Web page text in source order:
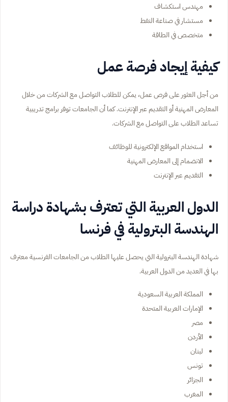
مهندس استكشاف
مستشار في صناعة النفط
متخصص في الطاقة
كيفية إيجاد فرصة عمل
من أجل العثور على فرص عمل، يمكن للطلاب التواصل مع الشركات من خلال
المعارض المهنية أو التقديم عبر الإنترنت. كما أن الجامعات توفر برامج تدريبية
تساعد الطلاب على التواصل مع الشركات.
استخدام المواقع الإلكترونية للوظائف
الانضمام إلى المعارض المهنية
التقديم عبر الإنترنت
الدول العربية التي تعترف بشهادة دراسة
الهندسة البترولية في فرنسا
شهادة الهندسة البترولية التي يحصل عليها الطلاب من الجامعات الفرنسية معترف
بها في العديد من الدول العربية.
المملكة العربية السعودية
الإمارات العربية المتحدة
مصر
الأردن
لبنان
تونس
الجزائر
المغرب